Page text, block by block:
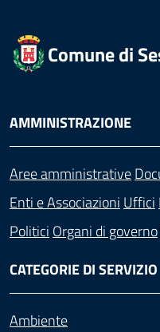
Comune di
AMMINISTRAZIONE
Aree amministrative
Enti e Associazioni Uffici
Politici Organi di governo
CATEGORIE DI SERVIZIO
Ambiente